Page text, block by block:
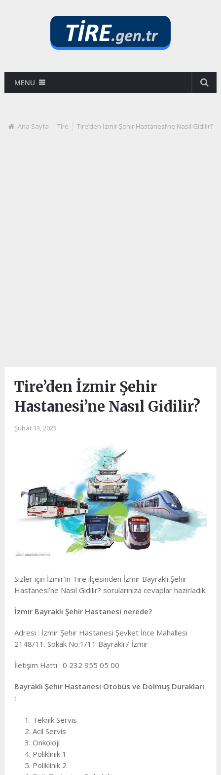
MENU
Ana Sayfa Tire Tire’den İzmir Şehir Hastanesi’ne Nasıl Gidilir?
Tire’den İzmir Şehir
Hastanesi’ne Nasıl Gidilir?
Şubat 13, 2025
Sizler için İzmir’in Tire ilçesinden İzmir Bayraklı Şehir
Hastanesi’ne Nasıl Gidilir? sorularınıza cevaplar hazırladık.
İzmir Bayraklı Şehir Hastanesi nerede?
Adresi : İzmir Şehir Hastanesi Şevket İnce Mahallesi
2148/11. Sokak No:1/11 Bayraklı / İzmir
İletişim Hattı : 0 232 955 05 00
Bayraklı Şehir Hastanesi Otobüs ve Dolmuş Durakları
:
Teknik Servis
Acil Servis
Onkoloji
Poliklinik 1
Poliklinik 2